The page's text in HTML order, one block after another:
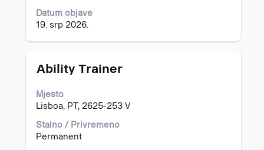
Datum objave
19. srp 2026.
o
poslu.
Naziv
Ability Trainer
Mjesto
Lisboa, PT, 2625-253 V
Stalno / Privremeno
Permanent
Odaberite
razmaknicom
kako
biste
prikazali
čitav
sadržaj